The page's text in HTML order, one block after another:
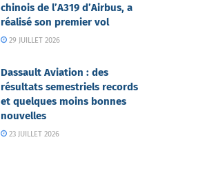
chinois de l’A319 d’Airbus, a
réalisé son premier vol
29 JUILLET 2026
Dassault Aviation : des
résultats semestriels records
et quelques moins bonnes
nouvelles
23 JUILLET 2026